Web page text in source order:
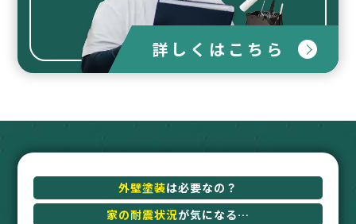
詳しくはこちら
外壁塗装は必要なの？
家の耐震状況が気になる…